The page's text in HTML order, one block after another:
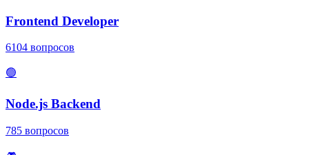
Frontend Developer
6104 вопросов
🟢
Node.js Backend
785 вопросов